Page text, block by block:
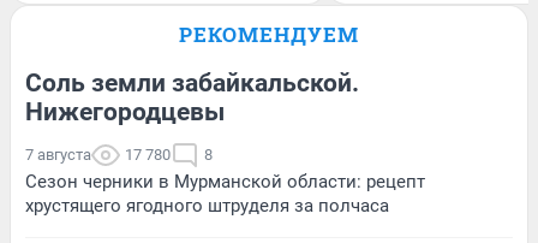
РЕКОМЕНДУЕМ
Соль земли забайкальской.
Нижегородцевы
7 августа 17 780 8
Сезон черники в Мурманской области: рецепт
хрустящего ягодного штруделя за полчаса